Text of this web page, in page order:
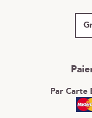
Par Carte